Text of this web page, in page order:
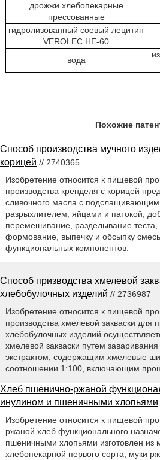
дрожжи хлебопекарные
прессованные
гидролизованный соевый лецитин
VEROLEC HE-60
вода
Похожие
Способ производства мучного
корицей // 2740365
Изобретение относится к пищевой
производства кренделя с корицей
сливочного масла с
разрыхлителем, яйцами и патокой,
перемешивание, разделывание теста,
формование, выпечку и обсыпку
функциональных компонентов.
Способ призводства хмелевой
хлебобулочных изделий // 2736987
Изобретение относится к пищевой
производства хмелевой закваски для
хлебобулочных изделий
хмелевой закваски путем
экстрактом, содержащим хмелевые
соотношении 1:100, включающим
Хлеб пшенично-ржаной
инулином и пшеничными хлопьями
Изобретение относится к пищевой
ржаной хлеб функционального
пшеничными хлопьями изготовлен из
хлебопекарной первого сорта, муки